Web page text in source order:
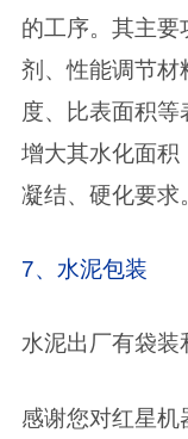
的工序。其主要
剂、性能调节材
度、比表面积等
增大其水化面积
凝结、硬化要求
7、水泥包装
水泥出厂有袋装
感谢您对红星机